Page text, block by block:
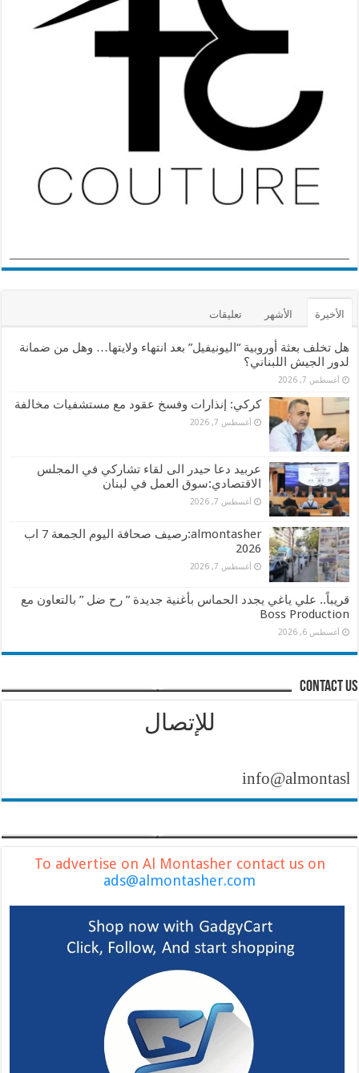
الأخيرة الأشهر تعليقات
هل تخلف بعثة أوروبية “اليونيفيل” بعد انتهاء ولايتها… وهل من ضمانة
لدور الجيش اللبناني؟
أغسطس 7, 2026
كركي: إنذارات وفسخ عقود مع مستشفيات مخالفة
أغسطس 7, 2026
عربيد دعا حيدر الى لقاء تشاركي في المجلس
الاقتصادي:سوق العمل في لبنان
أغسطس 7, 2026
almontasher:رصيف صحافة اليوم الجمعة 7 اب
2026
أغسطس 7, 2026
قريباً.. علي ياغي يجدد الحماس بأغنية جديدة ” رح ضل ” بالتعاون مع
Boss Production
أغسطس 6, 2026
contact us
للإتصال
info@almontasher.com
To advertise on Al Montasher contact us on
ads@almontasher.com